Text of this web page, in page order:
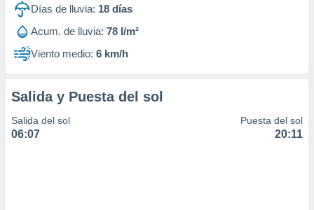
Días de lluvia: 18 días
Acum. de lluvia: 78 l/m²
Viento medio: 6 km/h
Salida y Puesta del sol
Salida del sol
06:07
Puesta del sol
20:11